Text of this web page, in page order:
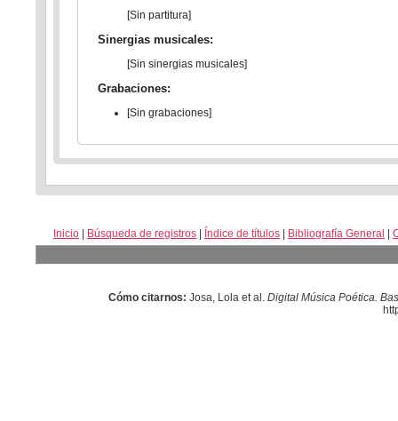
[Sin partitura]
Sinergias musicales:
[Sin sinergias musicales]
Grabaciones:
[Sin grabaciones]
Inicio Búsqueda de registros Índice de títulos Bibliografía General
Cómo citarnos: Josa, Lola et al. Digital Música Poética.